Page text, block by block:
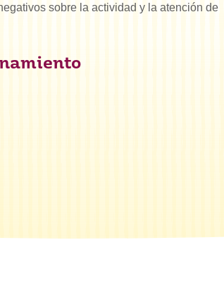
sobre la actividad y la atención de